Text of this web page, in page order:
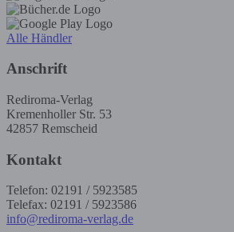
Alle Händler
Anschrift
Rediroma-Verlag
Kremenholler Str. 53
42857 Remscheid
Kontakt
Telefon: 02191 / 5923585
Telefax: 02191 / 5923586
info@rediroma-verlag.de